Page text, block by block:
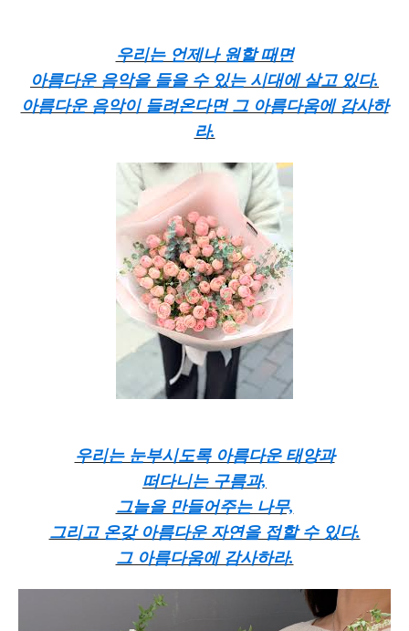
우리는 언제나 원할 때면
아름다운 음악을 들을 수 있는 시대에 살고 있다.
아름다운 음악이 들려온다면 그 아름다움에 감사하
라.
우리는 눈부시도록 아름다운 태양과
떠다니는 구름과,
그늘을 만들어주는 나무,
그리고 온갖 아름다운 자연을 접할 수 있다.
그 아름다움에 감사하라.